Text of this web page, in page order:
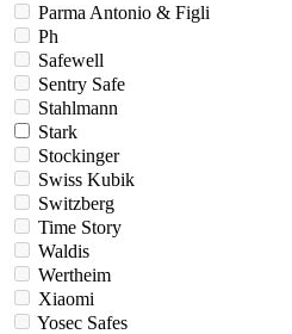
Parma Antonio & Figli
Ph
Safewell
Sentry Safe
Stahlmann
Stark
Stockinger
Swiss Kubik
Switzberg
Time Story
Waldis
Wertheim
Xiaomi
Yosec Safes